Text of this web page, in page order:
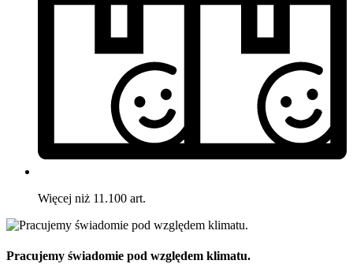
Więcej niż 11.100 art.
Pracujemy świadomie pod względem klimatu.